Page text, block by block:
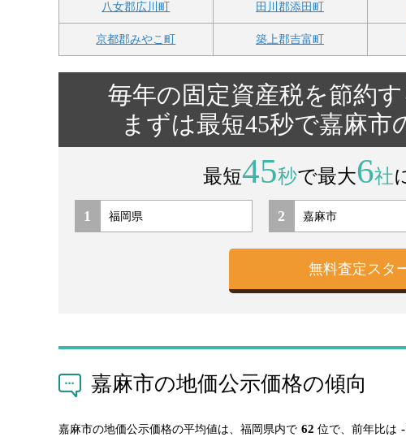
八女郡広川町 田川郡添田町
京都郡みやこ町 築上郡吉富町
毎年の固定資産税を節約
まずは最短45秒で嘉麻市
最短45秒で最大6社
1 2
嘉麻市の地価公示価格の傾向
嘉麻市の地価公示価格の平均値は、福岡県内で 62 位で、前年比は